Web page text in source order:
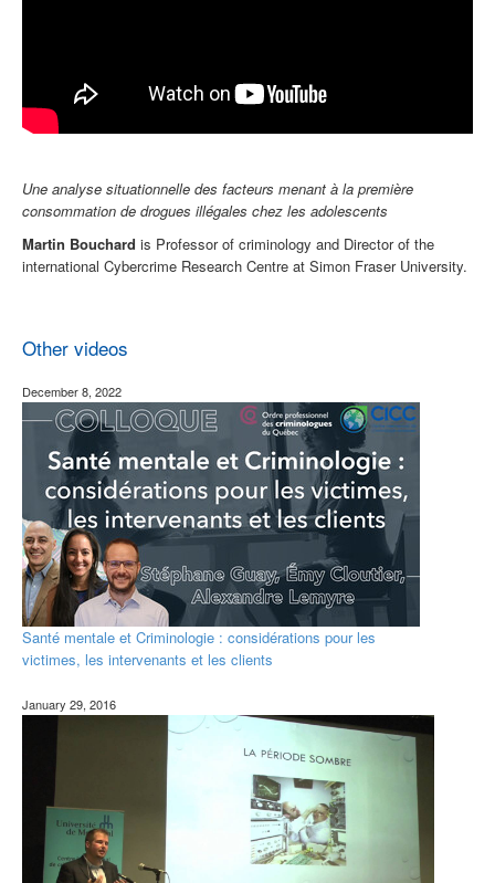
Une analyse situationnelle des facteurs menant à la première
consommation de drogues illégales chez les adolescents
Martin Bouchard is Professor of criminology and Director of the
international Cybercrime Research Centre at Simon Fraser University.
Other videos
December 8, 2022
Santé mentale et Criminologie : considérations pour les
victimes, les intervenants et les clients
January 29, 2016